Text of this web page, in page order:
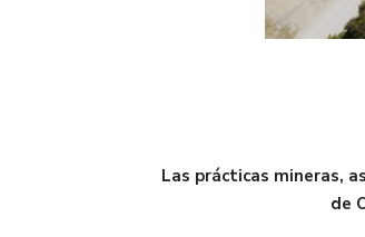
Las prácticas mineras,
de